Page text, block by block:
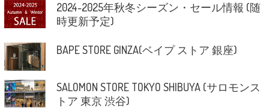
2024-2025年秋冬シーズン・セール情報 (随
時更新予定)
BAPE STORE GINZA(ベイプ ストア 銀座)
SALOMON STORE TOKYO SHIBUYA (サロモンス
トア 東京 渋谷)